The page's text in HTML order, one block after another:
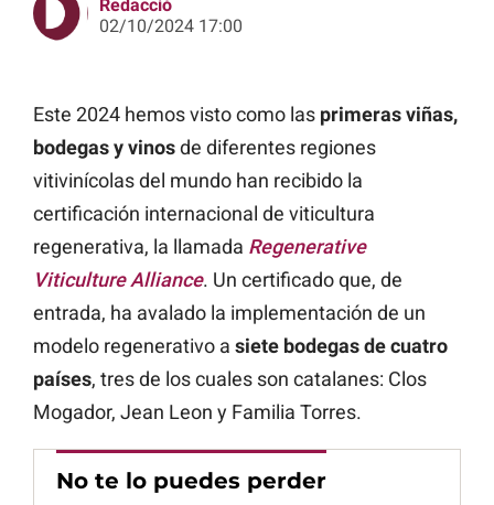
Redacció
02/10/2024 17:00
Este 2024 hemos visto como las primeras viñas,
bodegas y vinosde diferentes regiones
vitivinícolas del mundo han recibido la
certificación internacional de viticultura
regenerativa, la llamada Regenerative
Viticulture Alliance. Un certificado que, de
entrada, ha avalado la implementación de un
modelo regenerativo a siete bodegas de cuatro
países, tres de los cuales son catalanes: Clos
Mogador, Jean Leon y Familia Torres.
No te lo puedes perder